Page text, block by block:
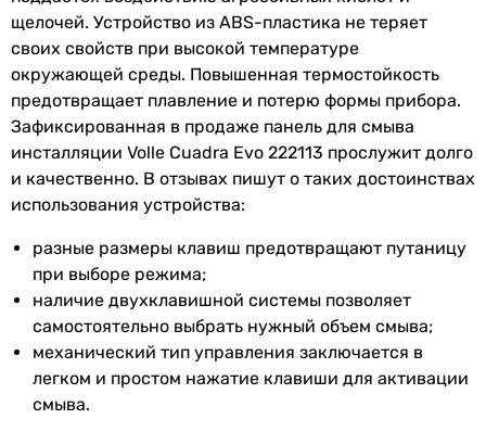
Увидели ошибку в описании или характеристиках?
Сообщите нам об этом!
Сообщить об ошибке
Характеристики, комплектация и фотографии Volle Cuadra
Evo 222113 носят ознакомительный характер и могут
изменяться производителем без уведомления. Магазин не
несет ответственности за изменения, внесенные
производителем.
щелочей. Устройство из ABS-пластика не теряет
своих свойств при высокой температуре
окружающей среды. Повышенная термостойкость
предотвращает плавление и потерю формы прибора.
Зафиксированная в продаже панель для смыва
инсталляции Volle Cuadra Evo 222113 прослужит долго
и качественно. В отзывах пишут о таких достоинствах
использования устройства:
разные размеры клавиш предотвращают путаницу
при выборе режима;
наличие двухклавишной системы позволяет
самостоятельно выбрать нужный объем смыва;
механический тип управления заключается в
легком и простом нажатие клавиши для активации
смыва.